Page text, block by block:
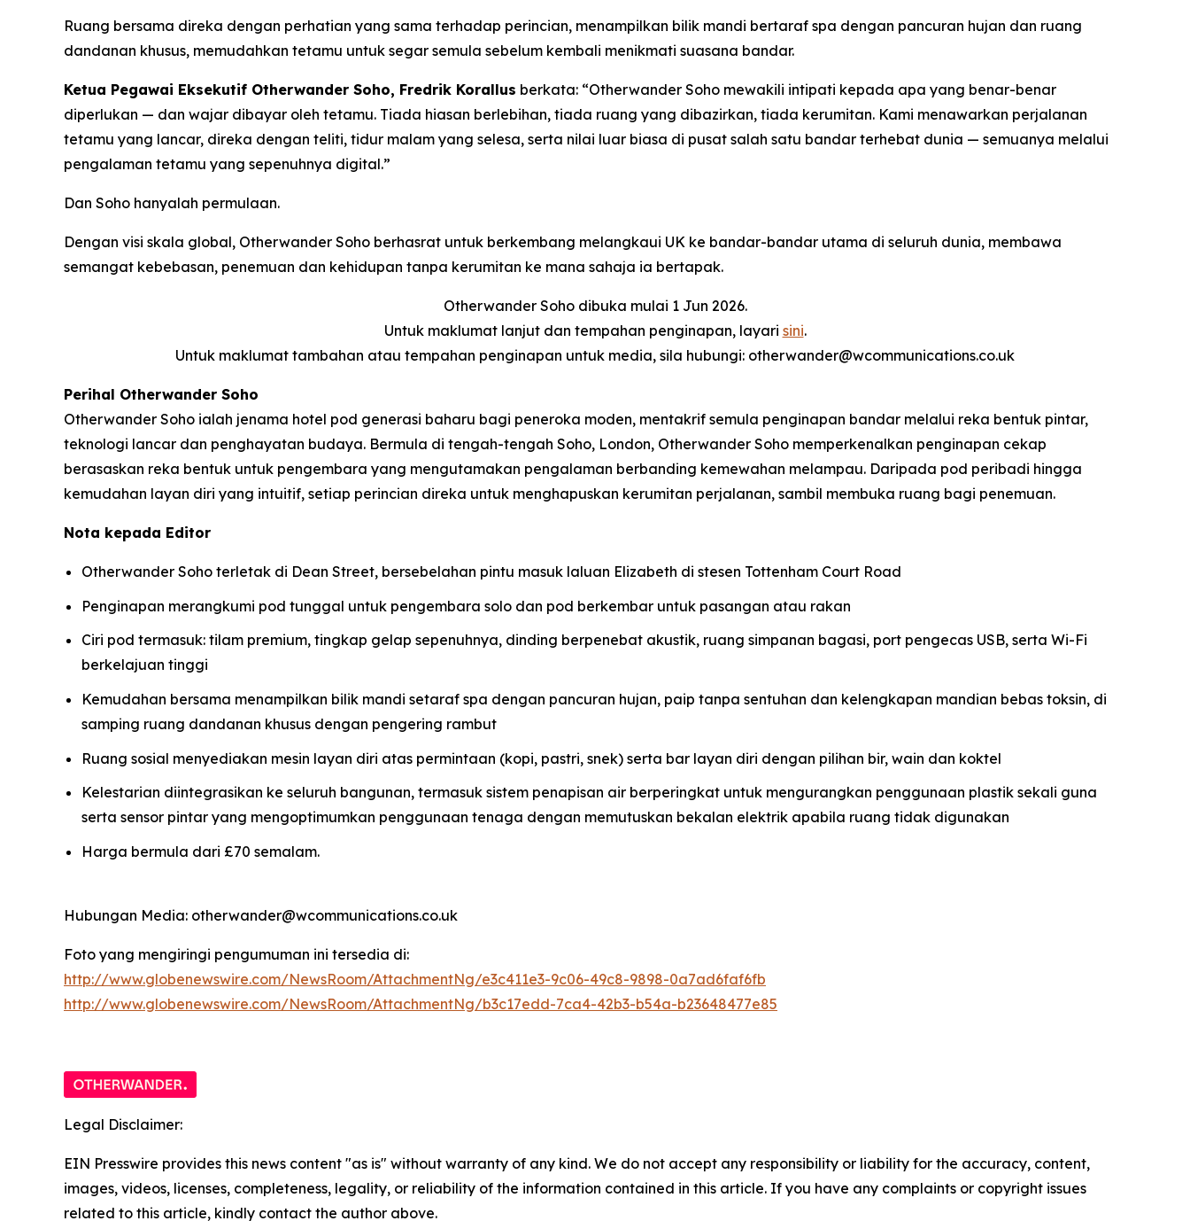
Ruang bersama direka dengan perhatian yang sama terhadap perincian, menampilkan bilik mandi bertaraf spa dengan pancuran hujan dan ruang
dandanan khusus, memudahkan tetamu untuk segar semula sebelum kembali menikmati suasana bandar.
Ketua Pegawai Eksekutif Otherwander Soho, Fredrik Korallus berkata: “Otherwander Soho mewakili intipati kepada apa yang benar-benar
diperlukan — dan wajar dibayar oleh tetamu. Tiada hiasan berlebihan, tiada ruang yang dibazirkan, tiada kerumitan. Kami menawarkan perjalanan
tetamu yang lancar, direka dengan teliti, tidur malam yang selesa, serta nilai luar biasa di pusat salah satu bandar terhebat dunia — semuanya melalui
pengalaman tetamu yang sepenuhnya digital.”
Dan Soho hanyalah permulaan.
Dengan visi skala global, Otherwander Soho berhasrat untuk berkembang melangkaui UK ke bandar-bandar utama di seluruh dunia, membawa
semangat kebebasan, penemuan dan kehidupan tanpa kerumitan ke mana sahaja ia bertapak.
Otherwander Soho dibuka mulai 1 Jun 2026.
Untuk maklumat lanjut dan tempahan penginapan, layari sini.
Untuk maklumat tambahan atau tempahan penginapan untuk media, sila hubungi: otherwander@wcommunications.co.uk
Perihal Otherwander Soho
Otherwander Soho ialah jenama hotel pod generasi baharu bagi peneroka moden, mentakrif semula penginapan bandar melalui reka bentuk pintar,
teknologi lancar dan penghayatan budaya. Bermula di tengah-tengah Soho, London, Otherwander Soho memperkenalkan penginapan cekap
berasaskan reka bentuk untuk pengembara yang mengutamakan pengalaman berbanding kemewahan melampau. Daripada pod peribadi hingga
kemudahan layan diri yang intuitif, setiap perincian direka untuk menghapuskan kerumitan perjalanan, sambil membuka ruang bagi penemuan.
Nota kepada Editor
Otherwander Soho terletak di Dean Street, bersebelahan pintu masuk laluan Elizabeth di stesen Tottenham Court Road
Penginapan merangkumi pod tunggal untuk pengembara solo dan pod berkembar untuk pasangan atau rakan
Ciri pod termasuk: tilam premium, tingkap gelap sepenuhnya, dinding berpenebat akustik, ruang simpanan bagasi, port pengecas USB, serta Wi-Fi
berkelajuan tinggi
Kemudahan bersama menampilkan bilik mandi setaraf spa dengan pancuran hujan, paip tanpa sentuhan dan kelengkapan mandian bebas toksin, di
samping ruang dandanan khusus dengan pengering rambut
Ruang sosial menyediakan mesin layan diri atas permintaan (kopi, pastri, snek) serta bar layan diri dengan pilihan bir, wain dan koktel
Kelestarian diintegrasikan ke seluruh bangunan, termasuk sistem penapisan air berperingkat untuk mengurangkan penggunaan plastik sekali guna
serta sensor pintar yang mengoptimumkan penggunaan tenaga dengan memutuskan bekalan elektrik apabila ruang tidak digunakan
Harga bermula dari £70 semalam.
Hubungan Media: otherwander@wcommunications.co.uk
Foto yang mengiringi pengumuman ini tersedia di:
http://www.globenewswire.com/NewsRoom/AttachmentNg/e3c411e3-9c06-49c8-9898-0a7ad6faf6fb
http://www.globenewswire.com/NewsRoom/AttachmentNg/b3c17edd-7ca4-42b3-b54a-b23648477e85
Legal Disclaimer:
EIN Presswire provides this news content "as is" without warranty of any kind. We do not accept any responsibility or liability for the accuracy, content,
images, videos, licenses, completeness, legality, or reliability of the information contained in this article. If you have any complaints or copyright issues
related to this article, kindly contact the author above.